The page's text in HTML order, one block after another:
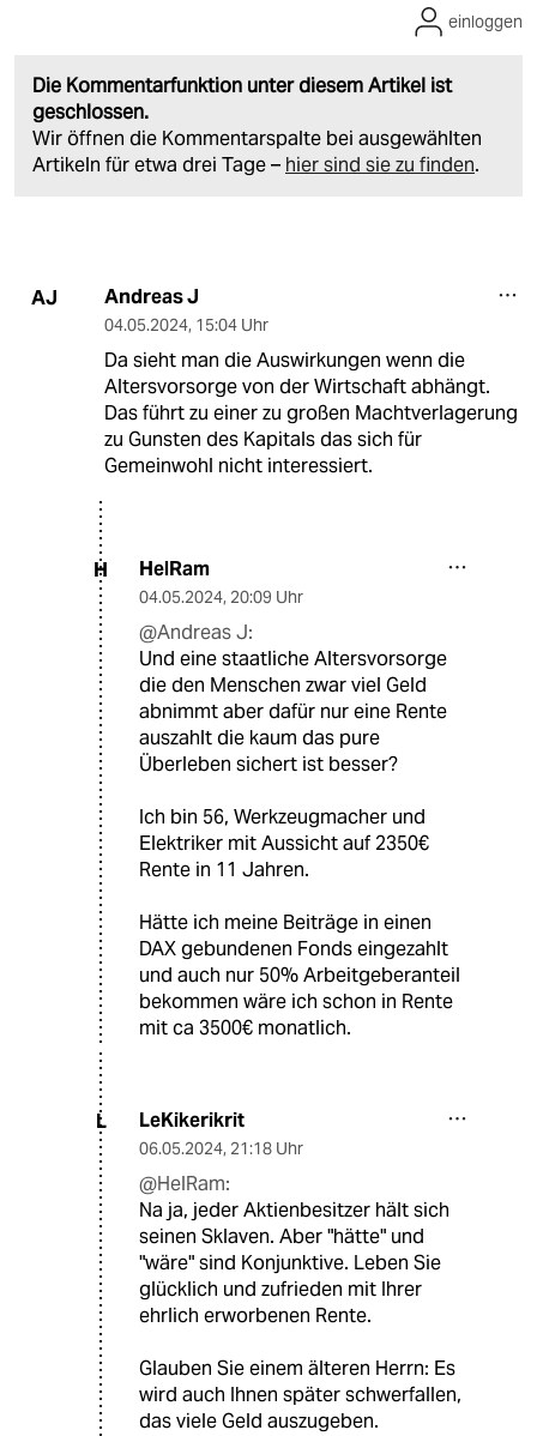
Die Kommentarfunktion unter diesem Artikel ist
geschlossen.
Wir öffnen die Kommentarspalte bei ausgewählten
Artikeln für etwa drei Tage – hier sind sie zu finden.
einloggen
AJ Andreas J
04.05.2024, 15:04 Uhr
Da sieht man die Auswirkungen wenn die
Altersvorsorge von der Wirtschaft abhängt.
Das führt zu einer zu großen Machtverlagerung
zu Gunsten des Kapitals das sich für
Gemeinwohl nicht interessiert.
H HelRam
04.05.2024, 20:09 Uhr
@Andreas J:
Und eine staatliche Altersvorsorge
die den Menschen zwar viel Geld
abnimmt aber dafür nur eine Rente
auszahlt die kaum das pure
Überleben sichert ist besser?
Ich bin 56, Werkzeugmacher und
Elektriker mit Aussicht auf 2350€
Rente in 11 Jahren.
Hätte ich meine Beiträge in einen
DAX gebundenen Fonds eingezahlt
und auch nur 50% Arbeitgeberanteil
bekommen wäre ich schon in Rente
mit ca 3500€ monatlich.
L LeKikerikrit
06.05.2024, 21:18 Uhr
@HelRam:
Na ja, jeder Aktienbesitzer hält sich
seinen Sklaven. Aber "hätte" und
"wäre" sind Konjunktive. Leben Sie
glücklich und zufrieden mit Ihrer
ehrlich erworbenen Rente.
Glauben Sie einem älteren Herrn: Es
wird auch Ihnen später schwerfallen,
das viele Geld auszugeben.